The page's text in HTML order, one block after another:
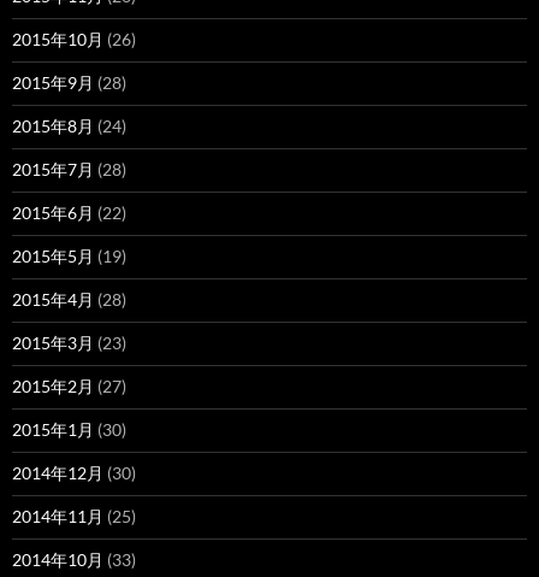
2015年10月 (26)
2015年9月 (28)
2015年8月 (24)
2015年7月 (28)
2015年6月 (22)
2015年5月 (19)
2015年4月 (28)
2015年3月 (23)
2015年2月 (27)
2015年1月 (30)
2014年12月 (30)
2014年11月 (25)
2014年10月 (33)